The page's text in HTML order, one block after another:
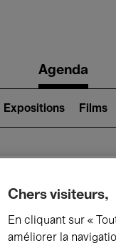
navigationAgenda
Expositions Films
Ce
Chers visiteurs,
En cliquant sur «
améliorer la